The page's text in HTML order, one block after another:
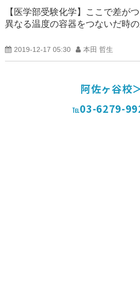
【医学部受験化学】ここで差が
異なる温度の容器をつないだ時の
2019-12-17 05:30 本田 哲生
阿佐ヶ谷校
℡03-6279-